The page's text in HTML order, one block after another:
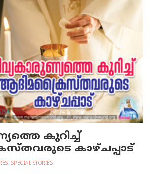
കുറിച്ച്
കാഴ്ചപ്പാട്
, SPECIAL STORIES